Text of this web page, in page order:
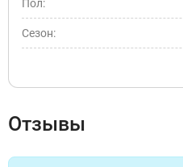
Пол:
Сезон:
Отзывы